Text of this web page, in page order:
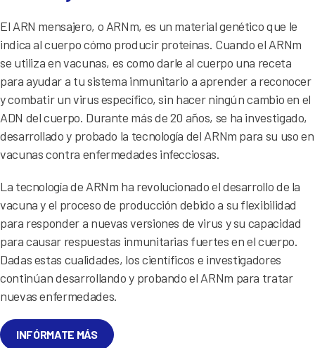
El ARN mensajero, o ARNm, es un material genético que le
indica al cuerpo cómo producir proteínas. Cuando el ARNm
se utiliza en vacunas, es como darle al cuerpo una receta
para ayudar a tu sistema inmunitario a aprender a reconocer
y combatir un virus específico, sin hacer ningún cambio en el
ADN del cuerpo. Durante más de 20 años, se ha investigado,
desarrollado y probado la tecnología del ARNm para su uso en
vacunas contra enfermedades infecciosas.
La tecnología de ARNm ha revolucionado el desarrollo de la
vacuna y el proceso de producción debido a su flexibilidad
para responder a nuevas versiones de virus y su capacidad
para causar respuestas inmunitarias fuertes en el cuerpo.
Dadas estas cualidades, los científicos e investigadores
continúan desarrollando y probando el ARNm para tratar
nuevas enfermedades.
INFÓRMATE MÁS